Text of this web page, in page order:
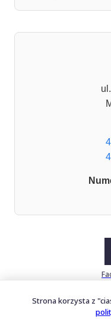
Strona korzysta z